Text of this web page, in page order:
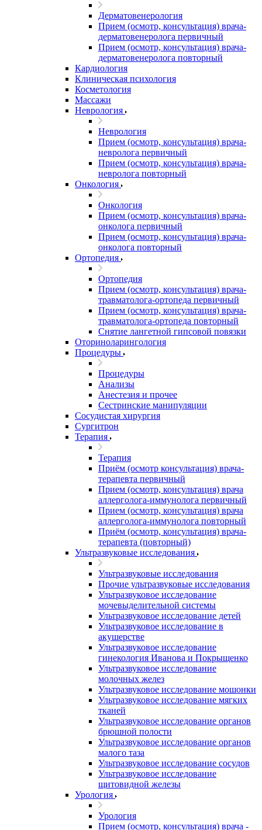
Дерматовенерология
Прием (осмотр, консультация) врача-
дерматовенеролога первичный
Прием (осмотр, консультация) врача-
дерматовенеролога повторный
Кардиология
Клиническая психология
Косметология
Массажи
Неврология
Неврология
Прием (осмотр, консультация) врача-
невролога первичный
Прием (осмотр, консультация) врача-
невролога повторный
Онкология
Онкология
Прием (осмотр, консультация) врача-
онколога первичный
Прием (осмотр, консультация) врача-
онколога повторный
Ортопедия
Ортопедия
Прием (осмотр, консультация) врача-
травматолога-ортопеда первичный
Прием (осмотр, консультация) врача-
травматолога-ортопеда повторный
Снятие лангетной гипсовой повязки
Оториноларингология
Процедуры
Процедуры
Анализы
Анестезия и прочее
Сестринские манипуляции
Сосудистая хирургия
Сургитрон
Терапия
Терапия
Приём (осмотр консультация) врача-
терапевта первичный
Прием (осмотр, консультация) врача
аллерголога-иммунолога первичный
Прием (осмотр, консультация) врача
аллерголога-иммунолога повторный
Приём (осмотр, консультация) врача-
терапевта (повторный)
Ультразвуковые исследования
Ультразвуковые исследования
Прочие ультразвуковые исследования
Ультразвуковое исследование
мочевыделительной системы
Ультразвуковое исследование детей
Ультразвуковое исследование в
акушерстве
Ультразвуковое исследование
гинекология Иванова и Покрыщенко
Ультразвуковое исследование
молочных желез
Ультразвуковое исследование мошонки
Ультразвуковое исследование мягких
тканей
Ультразвуковое исследование органов
брюшной полости
Ультразвуковое исследование органов
малого таза
Ультразвуковое исследование сосудов
Ультразвуковое исследование
щитовидной железы
Урология
Урология
Прием (осмотр, консультация) врача -